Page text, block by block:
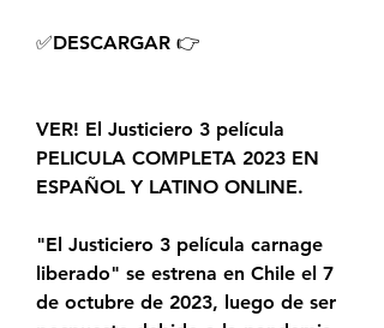
✅DESCARGAR 👉
VER! El Justiciero 3 película
PELICULA COMPLETA 2023 EN
ESPAÑOL Y LATINO ONLINE.
"El Justiciero 3 película carnage
liberado" se estrena en Chile el 7
de octubre de 2023, luego de ser